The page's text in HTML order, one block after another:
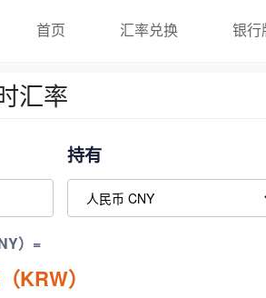
首页 汇率兑换 银行
汇率
持有
）=
KRW）